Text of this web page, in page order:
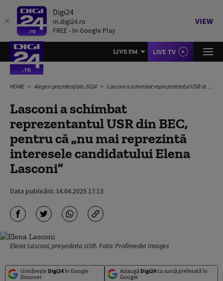
Digi24
m.digi24.ro
FREE - In Google Play
VIEW
LIVE FM LIVE TV
HOME Alegeri prezidențiale 2024 Lasconi a schimbat reprezentantul USR din BEC, pentru că „nu mai reprezintă interesele candidatului Elena Lasconi”
Lasconi a schimbat
reprezentantul USR din BEC,
pentru că „nu mai reprezintă
interesele candidatului Elena
Lasconi”
Data publicării: 14.04.2025 17:13
Elena Lasconi, președinta USR. Foto: Profimedia Images
Urmărește Digi24în Google
Discover
Adaugă Digi24ca sursă preferată în
Google